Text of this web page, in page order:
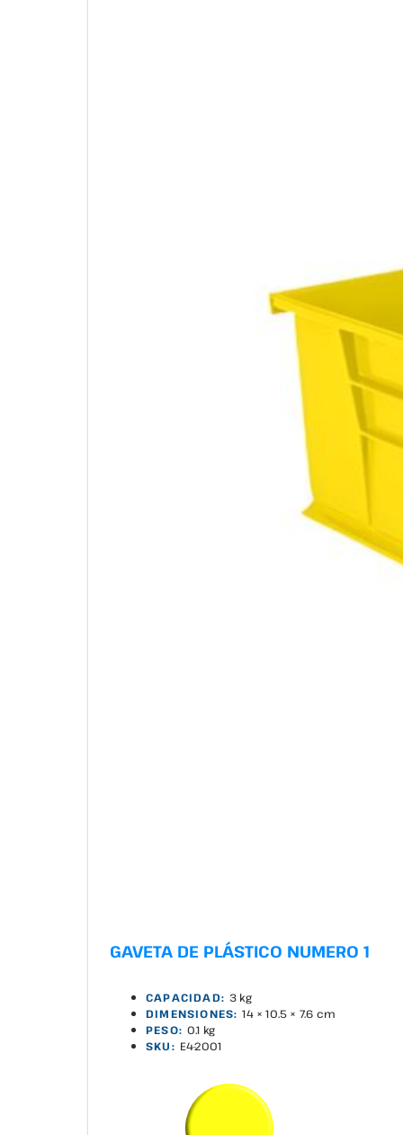
GAVETA DE PLÁSTICO NUMERO 1
CAPACIDAD: 3 kg
DIMENSIONES: 14 × 10.5 × 7.6 cm
PESO: 0.1 kg
SKU: E4-2001